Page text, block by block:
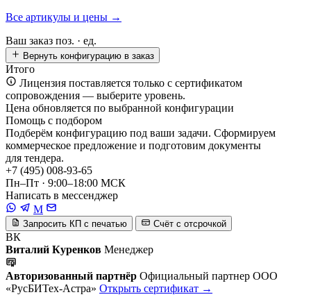
Все артикулы и цены →
Ваш заказ поз. · ед.
Вернуть конфигурацию в заказ
Итого
Лицензия поставляется только с сертификатом
сопровождения — выберите уровень.
Цена обновляется по выбранной конфигурации
Помощь с подбором
Подберём конфигурацию под ваши задачи. Сформируем
коммерческое предложение и подготовим документы
для тендера.
+7 (495) 008-93-65
Пн–Пт · 9:00–18:00 МСК
Написать в мессенджер
M
Запросить КП с печатью Счёт с отсрочкой
ВК
Виталий Куренков Менеджер
Авторизованный партнёр Официальный партнер ООО
«РусБИТех-Астра» Открыть сертификат →